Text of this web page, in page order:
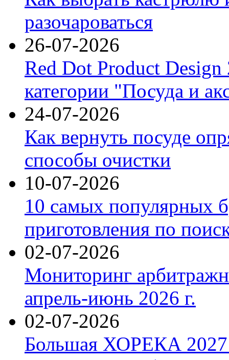
разочароваться
26-07-2026
Red Dot Product Design
категории "Посуда и
24-07-2026
Как вернуть посуде
способы очистки
10-07-2026
10 самых популярных
приготовления по
02-07-2026
Мониторинг
апрель-июнь 2026 г.
02-07-2026
Большая ХОРЕКА 2027: